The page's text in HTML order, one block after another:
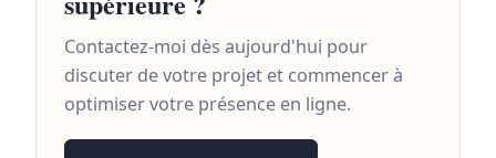
Contactez-moi dès aujourd'hui pour
discuter de votre projet et commencer à
optimiser votre présence en ligne.